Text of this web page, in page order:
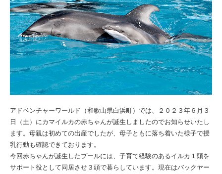
アドベンチャーワールド（和歌山県白浜町）では、２０２３年６月３
日（土）にカマイルカの赤ちゃんが誕生しましたのでお知らせいたし
ます。母親は初めての出産でしたが、母子ともに落ち着いた様子で授
乳行動も確認できております。
今回赤ちゃんが誕生したプールには、子育て経験のあるイルカ１頭を
サポート役として同居させ３頭で暮らしています。現在はバックヤー